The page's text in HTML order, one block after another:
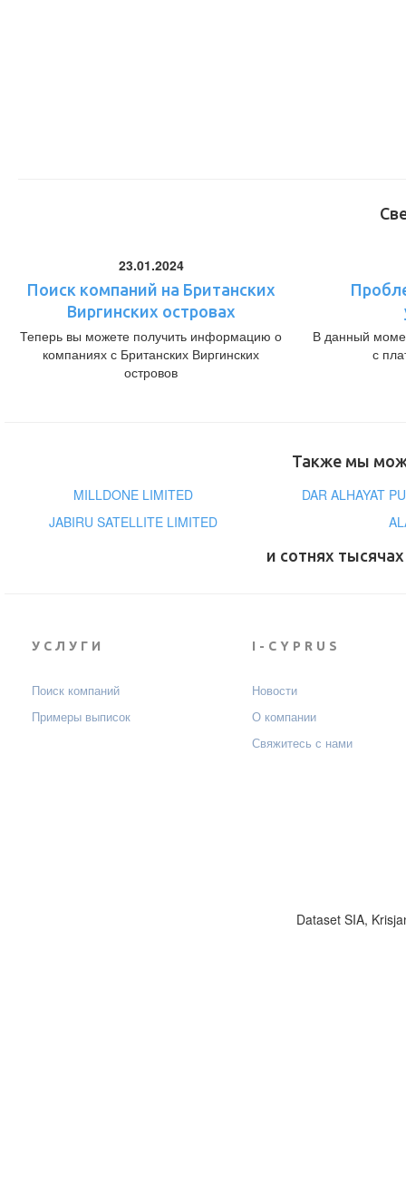
23.01.2024
Поиск компаний на Британских
Виргинских островах
Теперь вы можете получить информацию о
компаниях с Британских Виргинских
островов
В данный
с
Также мы
MILLDONE LIMITED
DAR ALHAYAT
JABIRU SATELLITE LIMITED
и сотнях
УСЛУГИ
Поиск компаний
Примеры выписок
I-CYPRUS
Новости
О компании
Свяжитесь с нами
Dataset SIA,